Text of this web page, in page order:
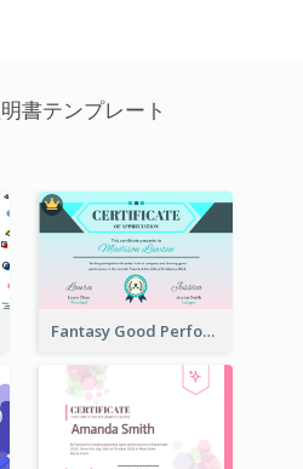
書テンプレート
Fantasy Good Performance Award Certificate